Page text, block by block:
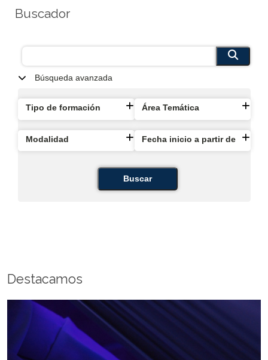
Buscador
Búsqueda avanzada
Tipo de formación Área Temática
Modalidad Fecha inicio a partir de
Buscar
Destacamos